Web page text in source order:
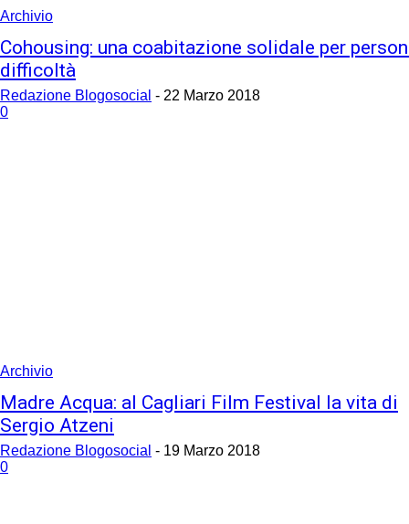
Archivio
Cohousing: una coabitazione solidale per
difficoltà
Redazione Blogosocial - 22 Marzo 2018
0
Archivio
Madre Acqua: al Cagliari Film Festival la vita di
Sergio Atzeni
Redazione Blogosocial - 19 Marzo 2018
0